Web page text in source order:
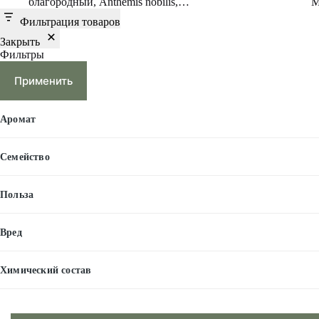
Фильтрация товаров
Закрыть
Фильтры
Применить
Аромат
Семейство
Польза
Вред
Химический состав